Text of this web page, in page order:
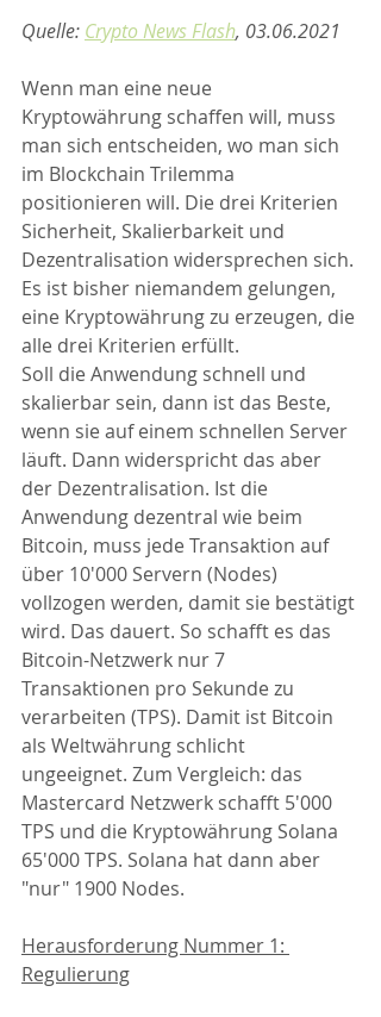
Quelle: Crypto News Flash, 03.06.2021
Wenn man eine neue
Kryptowährung schaffen will, muss
man sich entscheiden, wo man sich
im Blockchain Trilemma
positionieren will. Die drei Kriterien
Sicherheit, Skalierbarkeit und
Dezentralisation widersprechen sich.
Es ist bisher niemandem gelungen,
eine Kryptowährung zu erzeugen, die
alle drei Kriterien erfüllt.
Soll die Anwendung schnell und
skalierbar sein, dann ist das Beste,
wenn sie auf einem schnellen Server
läuft. Dann widerspricht das aber
der Dezentralisation. Ist die
Anwendung dezentral wie beim
Bitcoin, muss jede Transaktion auf
über 10'000 Servern (Nodes)
vollzogen werden, damit sie bestätigt
wird. Das dauert. So schafft es das
Bitcoin-Netzwerk nur 7
Transaktionen pro Sekunde zu
verarbeiten (TPS). Damit ist Bitcoin
als Weltwährung schlicht
ungeeignet. Zum Vergleich: das
Mastercard Netzwerk schafft 5'000
TPS und die Kryptowährung Solana
65'000 TPS. Solana hat dann aber
"nur" 1900 Nodes.
Herausforderung Nummer 1:
Regulierung